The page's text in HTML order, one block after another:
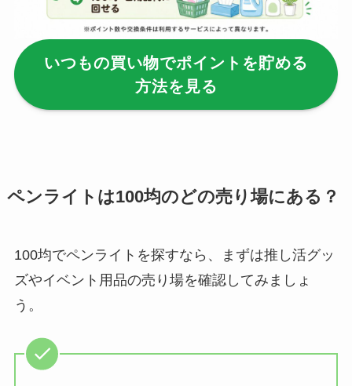
る？選び方＆使い方
を徹底ガイド！
【100均】ダイソー/
セリア等でハンディ
ファンカバーは買え
【100均】ダイソー/
方とおすすめも紹
介！
ミルは買える？手
いつもの買い物でポイントを貯める
方法を見る
ペンライトは100均のどの売り場にある？
100均でペンライトを探すなら、まずは推し活グッ
ズやイベント用品の売り場を確認してみましょ
う。